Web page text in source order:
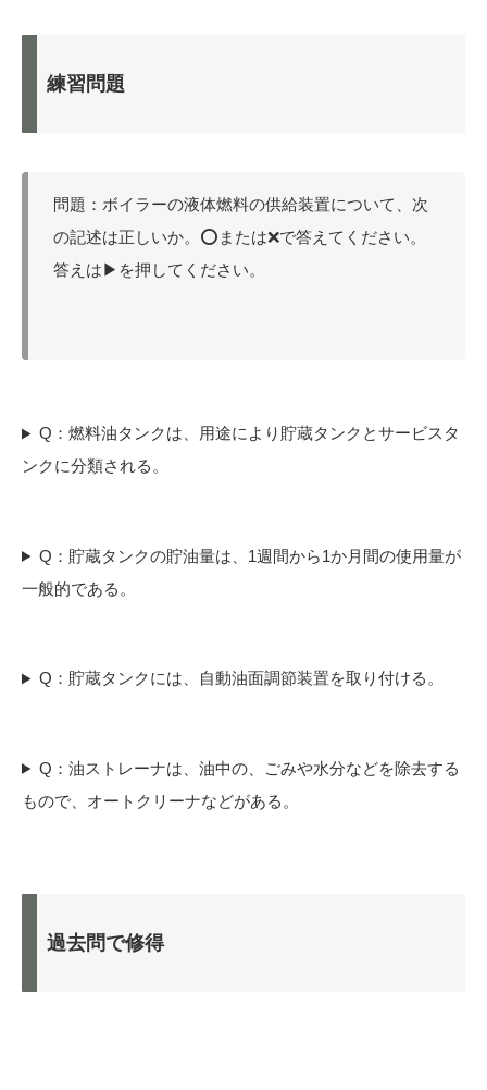
練習問題
問題：ボイラーの液体燃料の供給装置について、次
の記述は正しいか。⭕または❌で答えてください。
答えは▶を押してください。
Q：燃料油タンクは、用途により貯蔵タンクとサービスタ
ンクに分類される。
Q：貯蔵タンクの貯油量は、1週間から1か月間の使用量が
一般的である。
Q：貯蔵タンクには、自動油面調節装置を取り付ける。
Q：油ストレーナは、油中の、ごみや水分などを除去する
もので、オートクリーナなどがある。
過去問で修得